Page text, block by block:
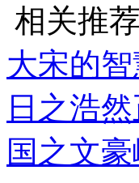
相关推
大宋的智
日之浩
国之文